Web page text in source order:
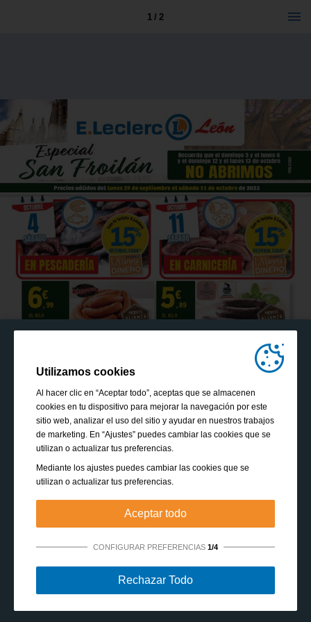
1 / 2
VER TODOS LOS FOLLETOS
Utilizamos cookies
Al hacer clic en “Aceptar todo”, aceptas que se almacenen
cookies en tu dispositivo para mejorar la navegación por este
sitio web, analizar el uso del sitio y ayudar en nuestros trabajos
de marketing. En “Ajustes” puedes cambiar las cookies que se
utilizan o actualizar tus preferencias.
Mediante los ajustes puedes cambiar las cookies que se
utilizan o actualizar tus preferencias.
Aceptar todo
CONFIGURAR PREFERENCIAS 1/4
Estrictamente necesarias:
Estas cookies son esenciales
Rechazar Todo